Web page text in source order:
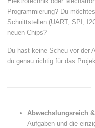
Programmierung? Du
Schnittstellen (UART, SPI,
neuen Chips?
Du hast keine Scheu vor der
du genau richtig für das
Abwechslungsreich
Aufgaben und die